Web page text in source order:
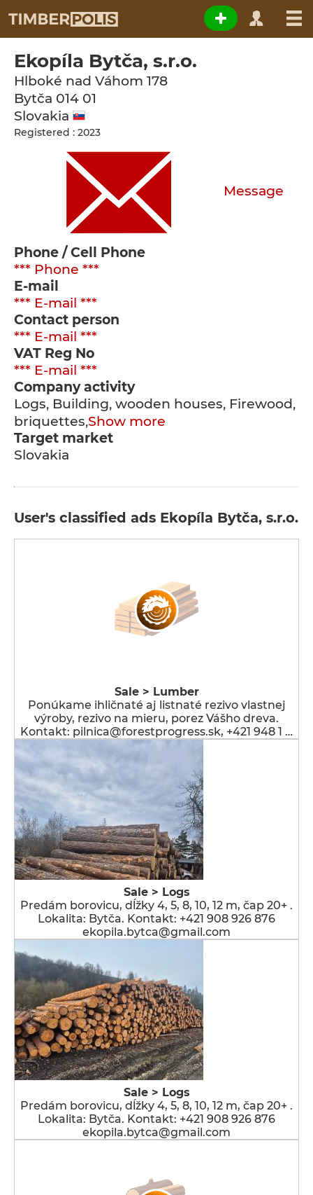
Ekopíla Bytča, s.r.o.
Hlboké nad Váhom 178
Bytča 014 01
Slovakia
Registered : 2023
Message
Phone / Cell Phone
*** Phone ***
E-mail
*** E-mail ***
Contact person
*** E-mail ***
VAT Reg No
*** E-mail ***
Company activity
Logs, Building, wooden houses, Firewood,
briquettes,Show more
Target market
Slovakia
User's classified ads Ekopíla Bytča, s.r.o.
Sale > Lumber
Ponúkame ihličnaté aj listnaté rezivo vlastnej
výroby, rezivo na mieru, porez Vášho dreva.
Kontakt: pilnica@forestprogress.sk, +421 948 1 …
Sale > Logs
Predám borovicu, dĺžky 4, 5, 8, 10, 12 m, čap 20+ .
Lokalita: Bytča. Kontakt: +421 908 926 876
ekopila.bytca@gmail.com
Sale > Logs
Predám borovicu, dĺžky 4, 5, 8, 10, 12 m, čap 20+ .
Lokalita: Bytča. Kontakt: +421 908 926 876
ekopila.bytca@gmail.com